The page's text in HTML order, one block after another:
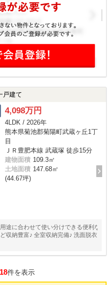
戸建て
4,098万円
4LDK / 2026年
熊本県菊池郡菊陽町武蔵ヶ丘1丁
目
ＪＲ豊肥本線 武蔵塚 徒歩15分
建物面積 109.3㎡
土地面積 147.68㎡
(44.67坪)
に合わせて使い分けできる便利な
収納豊富♪ 全室収納完備♪ 洗面脱衣
件を表示